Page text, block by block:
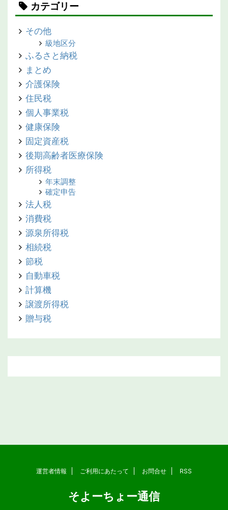
カテゴリー
その他
級地区分
ふるさと納税
まとめ
介護保険
住民税
個人事業税
健康保険
固定資産税
後期高齢者医療保険
所得税
年末調整
確定申告
法人税
消費税
源泉所得税
相続税
節税
自動車税
計算機
譲渡所得税
贈与税
運営者情報 ご利用にあたって お問合せ RSS
そよーちょー通信
Copyright© そよーちょー通信 , 2026 All Rights